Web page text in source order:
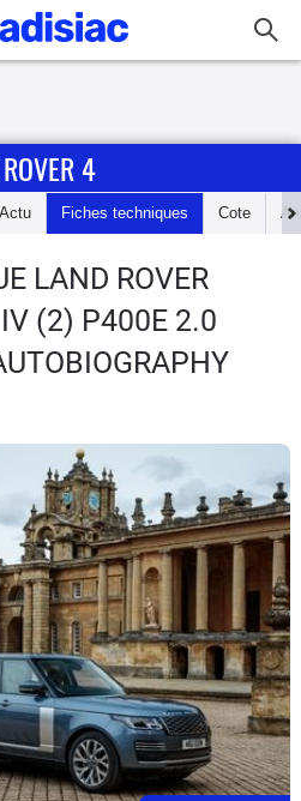
4
Actu Fiches techniques Cote
LAND ROVER
IV (2) P400E 2.0